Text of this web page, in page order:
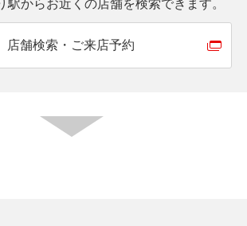
駅からお近くの店舗を検索できます。
店舗検索・ご来店予約